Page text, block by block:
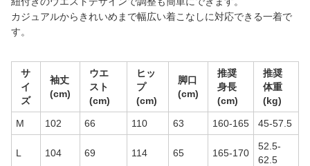
カジュアルからきれいめまで幅広い着こなしに対応できる一着で
す。
サ
イ
ズ
袖丈
(cm)
ウエ
スト
(cm)
ヒッ
プ
(cm)
脚口
(cm)
推奨
身長
(cm)
推奨
体重
(kg)
M 102 66 110 63 160-165 45-57.5
L 104 69 114 65 165-170
52.5-
62.5